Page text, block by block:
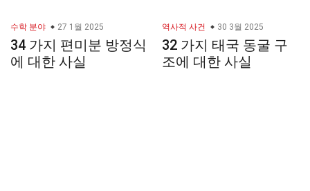
수학 분야 27 1월 2025
34 가지 편미분 방정식
에 대한 사실
역사적 사건 30 3월 2025
32 가지 태국 동굴 구
조에 대한 사실